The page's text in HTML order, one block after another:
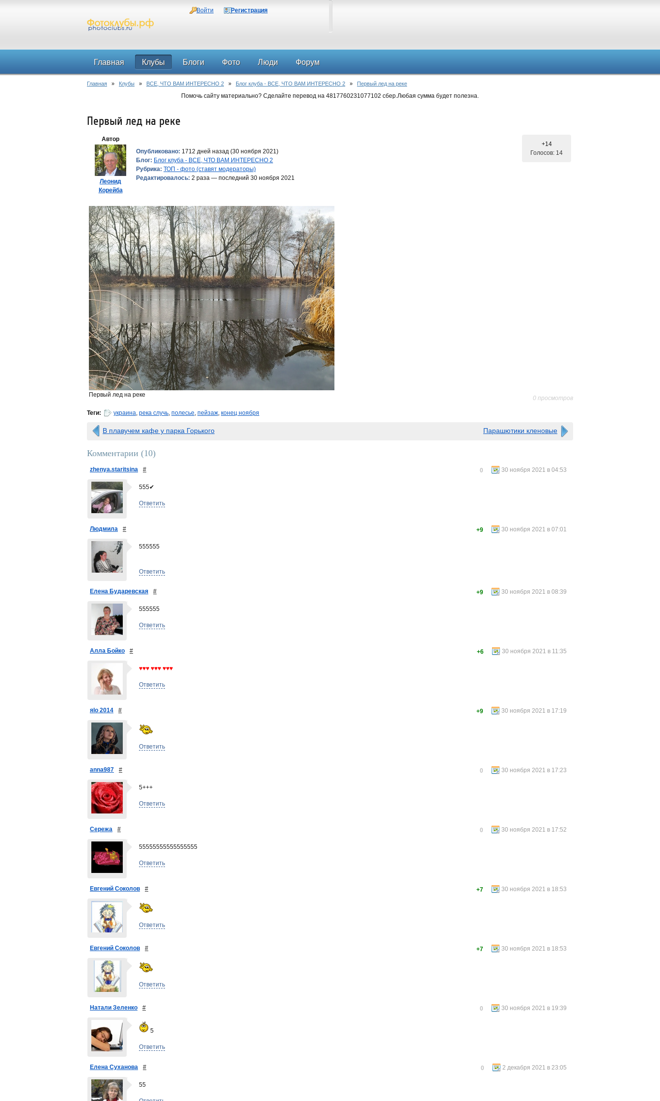
Войти Регистрация
Главная Клубы Блоги Фото Люди Форум
Главная » Клубы » ВСЕ, ЧТО ВАМ ИНТЕРЕСНО 2 » Блог клуба - ВСЕ, ЧТО ВАМ ИНТЕРЕСНО 2 » Первый лед на реке
Помочь сайту материально? Сделайте перевод на 4817760231077102 сбер.Любая сумма будет полезна.
Первый лед на реке
Автор
Леонид
Корейба
Опубликовано: 1712 дней назад (30 ноября 2021)
Блог: Блог клуба - ВСЕ, ЧТО ВАМ ИНТЕРЕСНО 2
Рубрика: ТОП - фото (ставят модераторы)
Редактировалось: 2 раза — последний 30 ноября 2021
+14
Голосов: 14
Первый лед на реке 0 просмотров
Теги: украина, река случь, полесье, пейзаж, конец ноября
В плавучем кафе у парка Горького Парашютики кленовые
Комментарии (10)
zhenya.staritsina # 30 ноября 2021 в 04:53
0
555✔
Ответить
Людмила # 30 ноября 2021 в 07:01
+9
555555
Ответить
Елена Бударевская # 30 ноября 2021 в 08:39
+9
555555
Ответить
Алла Бойко # 30 ноября 2021 в 11:35
+6
♥♥♥ ♥♥♥ ♥♥♥
Ответить
яlo 2014 # 30 ноября 2021 в 17:19
+9
Ответить
anna987 # 30 ноября 2021 в 17:23
0
5+++
Ответить
Сережа # 30 ноября 2021 в 17:52
0
55555555555555555
Ответить
Евгений Соколов # 30 ноября 2021 в 18:53
+7
Ответить
Евгений Соколов # 30 ноября 2021 в 18:53
+7
Ответить
Натали Зеленко # 30 ноября 2021 в 19:39
0
5
Ответить
Елена Суханова # 2 декабря 2021 в 23:05
0
55